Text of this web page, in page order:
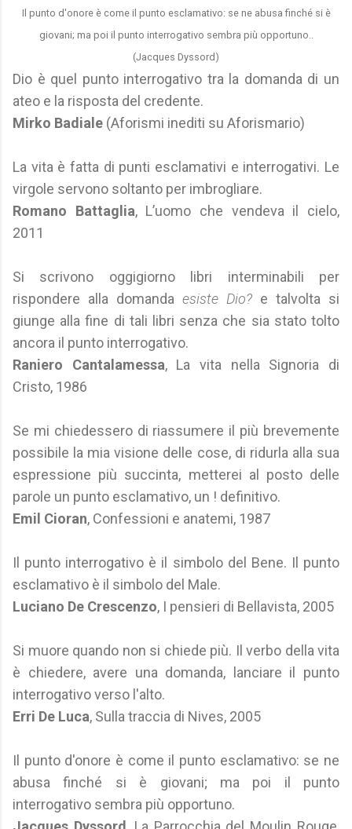
Il punto d'onore è come il punto esclamativo: se ne abusa finché si è
giovani; ma poi il punto interrogativo sembra più opportuno..
(Jacques Dyssord)
Dio è quel punto interrogativo tra la domanda di un
ateo e la risposta del credente.
Mirko Badiale (Aforismi inediti su Aforismario)
La vita è fatta di punti esclamativi e interrogativi. Le
virgole servono soltanto per imbrogliare.
Romano Battaglia, L’uomo che vendeva il cielo,
2011
Si scrivono oggigiorno libri interminabili per
rispondere alla domanda esiste Dio? e talvolta si
giunge alla fine di tali libri senza che sia stato tolto
ancora il punto interrogativo.
Raniero Cantalamessa, La vita nella Signoria di
Cristo, 1986
Se mi chiedessero di riassumere il più brevemente
possibile la mia visione delle cose, di ridurla alla sua
espressione più succinta, metterei al posto delle
parole un punto esclamativo, un ! definitivo.
Emil Cioran, Confessioni e anatemi, 1987
Il punto interrogativo è il simbolo del Bene. Il punto
esclamativo è il simbolo del Male.
Luciano De Crescenzo, I pensieri di Bellavista, 2005
Si muore quando non si chiede più. Il verbo della vita
è chiedere, avere una domanda, lanciare il punto
interrogativo verso l'alto.
Erri De Luca, Sulla traccia di Nives, 2005
Il punto d'onore è come il punto esclamativo: se ne
abusa finché si è giovani; ma poi il punto
interrogativo sembra più opportuno.